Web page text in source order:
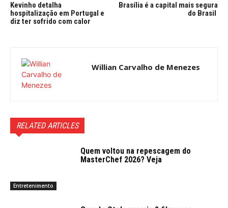
Kevinho detalha
hospitalização em Portugal e
diz ter sofrido com calor
Brasília é a capital mais segura
do Brasil
Willian Carvalho de Menezes
RELATED ARTICLES
Entretenimento
Quem voltou na repescagem do
MasterChef 2026? Veja